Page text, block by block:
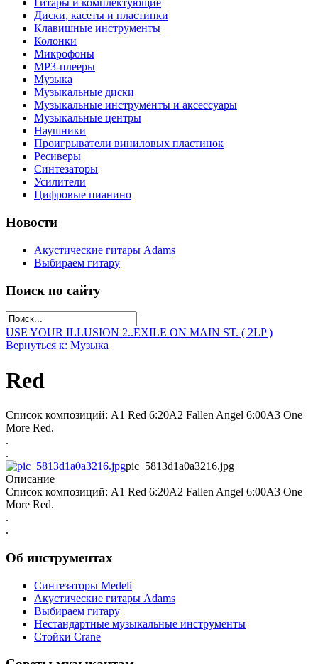
Гитары и комплектующие
Диски, касеты и пластинки
Клавишные инструменты
Колонки
Микрофоны
МР3-плееры
Музыка
Музыкальные диски
Музыкальные инструменты и аксессуары
Музыкальные центры
Наушники
Проигрыватели виниловых пластинок
Ресиверы
Синтезаторы
Усилители
Цифровые пианино
Новости
Акустические гитары Adams
Выбираем гитару
Поиск по сайту
USE YOUR ILLUSION 2..EXILE ON MAIN ST. ( 2LP )
Вернуться к: Музыка
Red
Список композиций: A1 Red 6:20A2 Fallen Angel 6:00A3 One
More Red.
.
.
pic_5813d1a0a3216.jpg
Описание
Список композиций: A1 Red 6:20A2 Fallen Angel 6:00A3 One
More Red.
.
.
Об инструментах
Синтезаторы Мedeli
Акустические гитары Adams
Выбираем гитару
Нестандартные музыкальные инструменты
Стойки Crane